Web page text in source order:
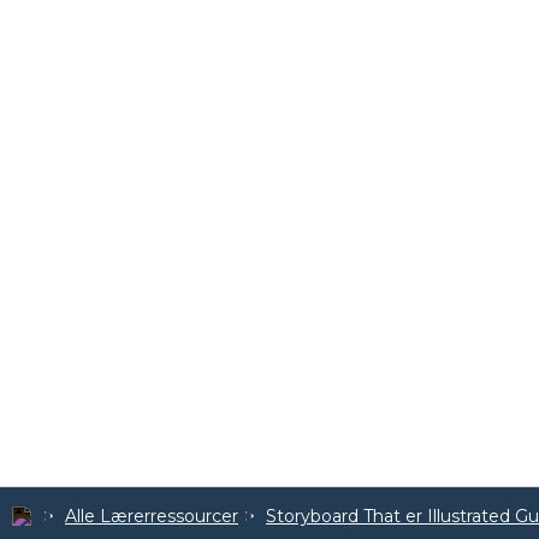
Alle Lærerressourcer Storyboard That er Illustrated